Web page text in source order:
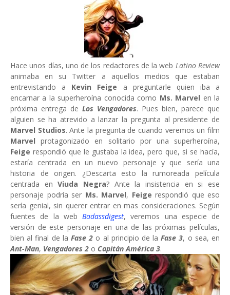
Hace unos días, uno de los redactores de la web Latino Review
animaba en su Twitter a aquellos medios que estaban
entrevistando a Kevin Feige a preguntarle quien iba a
encarnar a la superheroína conocida como Ms. Marvel en la
próxima entrega de Los Vengadores. Pues bien, parece que
alguien se ha atrevido a lanzar la pregunta al presidente de
Marvel Studios. Ante la pregunta de cuando veremos un film
Marvelprotagonizado en solitario por una superheroína,
Feige respondió que le gustaba la idea, pero que, si se hacía,
estaría centrada en un nuevo personaje y que sería una
historia de origen. ¿Descarta esto la rumoreada película
centrada enViuda Negra? Ante la insistencia en si ese
personaje podría ser Ms. Marvel, Feige respondió que eso
sería genial, sin querer entrar en mas consideraciones. Según
fuentes de la web Badassdigest, veremos una especie de
versión de este personaje en una de las próximas películas,
bien al final de la Fase 2 o al principio de laFase 3, o sea, en
Ant-Man, Vengadores 2 o Capitán América 3.